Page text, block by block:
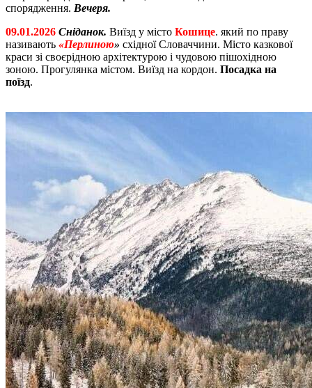
спорядження. Вечеря.
09.01.2026 Сніданок. Виїзд у місто Кошице. який по праву
називають «Перлиною» східної Словаччини. Місто казкової
краси зі своєрідною архітектурою і чудовою пішохідною
зоною. Прогулянка містом. Виїзд на кордон. Посадка на
поїзд.